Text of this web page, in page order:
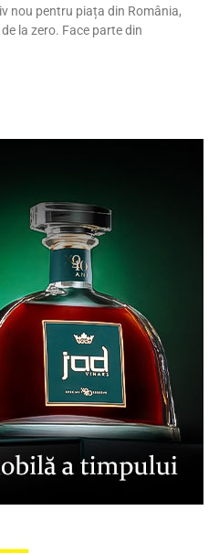
nou pentru piața din România,
la zero. Face parte din